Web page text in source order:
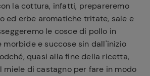
la cottura, infatti, prepareremo
ed erbe aromatiche tritate, sale e
le cosce di pollo in
morbide e succose sin dall'inizio
quasi alla fine della ricetta,
miele di castagno per fare in modo